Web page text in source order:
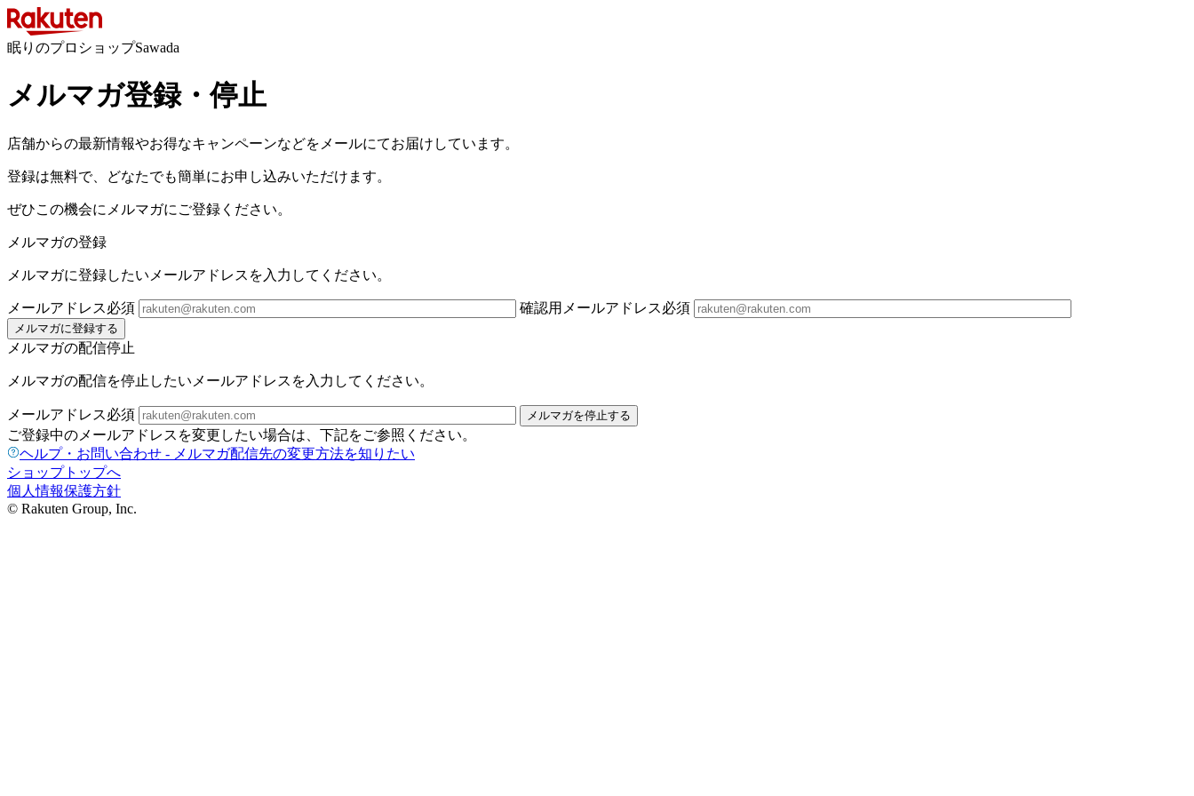
眠りのプロショップSawada
メルマガ登録・停止
店舗からの最新情報やお得なキャンペーンなどをメールにてお届けしています。
登録は無料で、どなたでも簡単にお申し込みいただけます。
ぜひこの機会にメルマガにご登録ください。
メルマガの登録
メルマガに登録したいメールアドレスを入力してください。
メールアドレス必須 確認用メールアドレス必須
メルマガに登録する
メルマガの配信停止
メルマガの配信を停止したいメールアドレスを入力してください。
メールアドレス必須 メルマガを停止する
ご登録中のメールアドレスを変更したい場合は、下記をご参照ください。
ヘルプ・お問い合わせ - メルマガ配信先の変更方法を知りたい
ショップトップへ
個人情報保護方針
© Rakuten Group, Inc.